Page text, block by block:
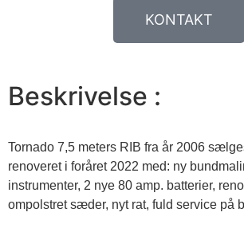
KONTAKT
Beskrivelse :
Tornado 7,5 meters RIB fra år 2006
renoveret i foråret 2022 med: ny
instrumenter, 2 nye 80 amp. batterier,
ompolstret sæder, nyt rat, fuld service på